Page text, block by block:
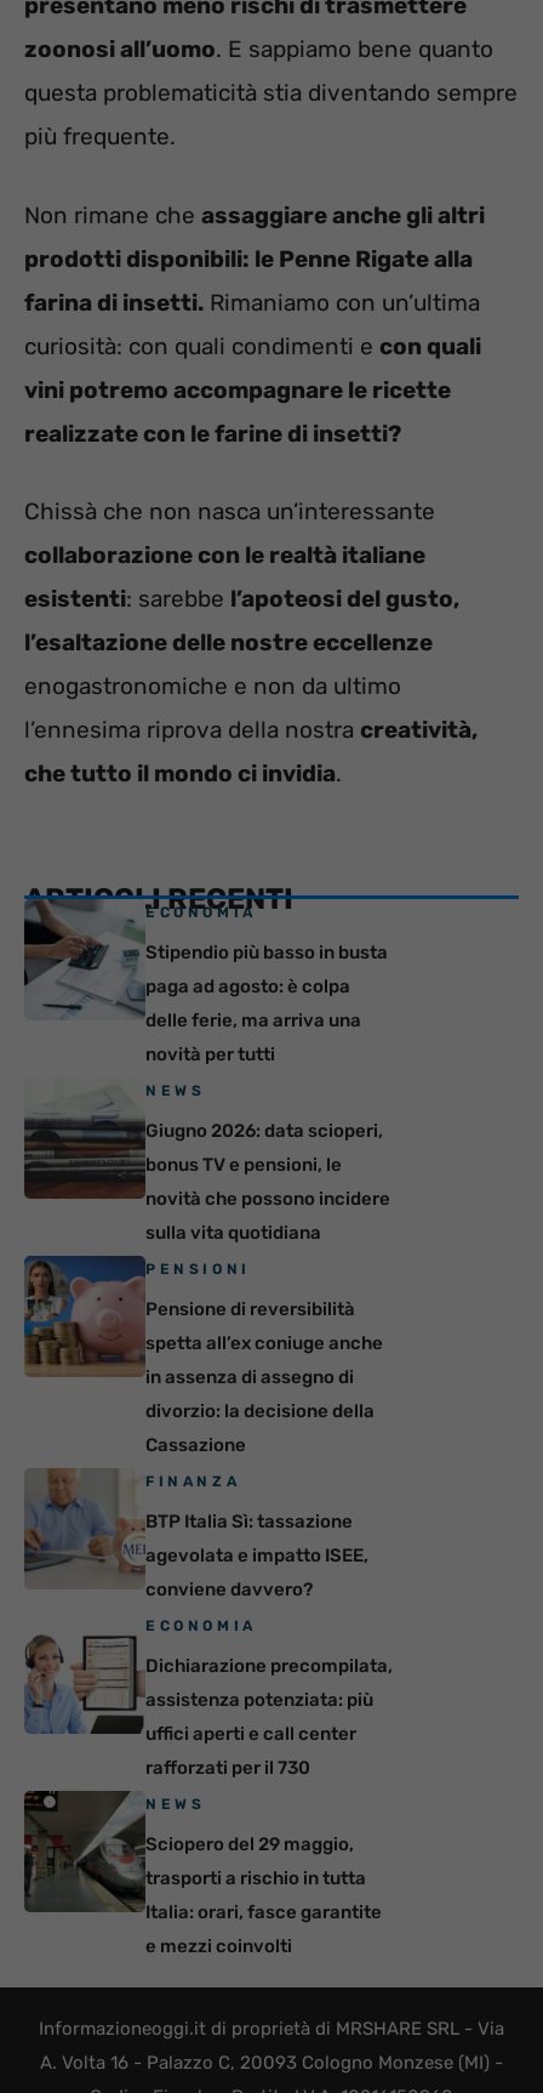
presentano meno rischi di trasmettere
zoonosi all’uomo. E sappiamo bene quanto
questa problematicità stia diventando sempre
più frequente.
Non rimane che assaggiare anche gli altri
prodotti disponibili: le Penne Rigate alla
farina di insetti. Rimaniamo con un’ultima
curiosità: con quali condimenti e con quali
vini potremo accompagnare le ricette
realizzate con le farine di insetti?
Chissà che non nasca un’interessante
collaborazione con le realtà italiane
esistenti: sarebbe l’apoteosi del gusto,
l’esaltazione delle nostre eccellenze
enogastronomiche e non da ultimo
l’ennesima riprova della nostra creatività,
che tutto il mondo ci invidia.
ARTICOLI RECENTI
ECONOMIA
Stipendio più basso in busta
paga ad agosto: è colpa
delle ferie, ma arriva una
novità per tutti
NEWS
Giugno 2026: data scioperi,
bonus TV e pensioni, le
novità che possono incidere
sulla vita quotidiana
PENSIONI
Pensione di reversibilità
spetta all’ex coniuge anche
in assenza di assegno di
divorzio: la decisione della
Cassazione
FINANZA
BTP Italia Sì: tassazione
agevolata e impatto ISEE,
conviene davvero?
ECONOMIA
Dichiarazione precompilata,
assistenza potenziata: più
uffici aperti e call center
rafforzati per il 730
NEWS
Sciopero del 29 maggio,
trasporti a rischio in tutta
Italia: orari, fasce garantite
e mezzi coinvolti
Informazioneoggi.it di proprietà di MRSHARE SRL - Via
A. Volta 16 - Palazzo C, 20093 Cologno Monzese (MI) -